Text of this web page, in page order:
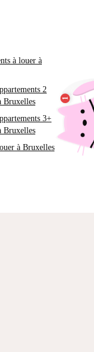
à louer à
2
Bruxelles
3+
Bruxelles
à Bruxelles